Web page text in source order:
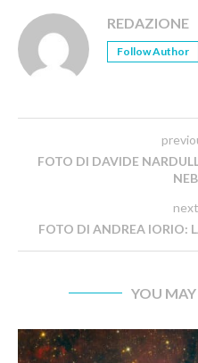
REDAZIONE
Follow Author
FOTO DI DAVIDE
FOTO DI ANDREA IORIO:
YOU